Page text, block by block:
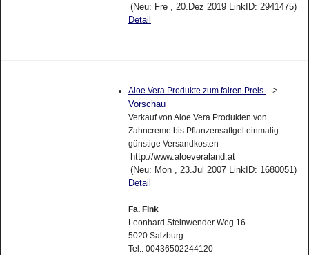
(Neu: Fre , 20.Dez 2019 LinkID: 2941475)
Detail
Aloe Vera Produkte zum fairen Preis
->
Vorschau
Verkauf von Aloe Vera Produkten von
Zahncreme bis Pflanzensaftgel einmalig
günstige Versandkosten
http://www.aloeveraland.at
(Neu: Mon , 23.Jul 2007 LinkID: 1680051)
Detail
Fa. Fink
Leonhard Steinwender Weg 16
5020 Salzburg
Tel.: 00436502244120